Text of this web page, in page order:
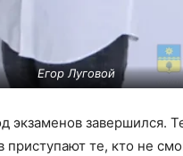
Егор Луговой
экзаменов завершился.
приступают те, кто не